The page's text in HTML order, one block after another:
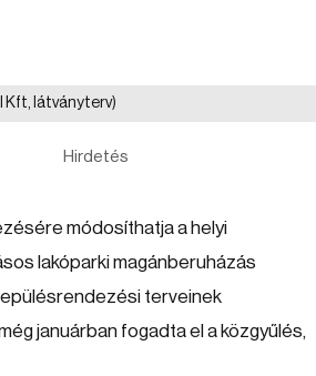
Kft, látványterv)
Hirdetés
módosíthatja a helyi
lakóparki magánberuházás
terveinek
januárban fogadta el a közgyűlés,